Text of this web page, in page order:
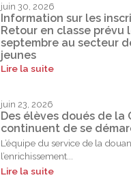
juin 30, 2026
Information sur les
Retour en classe prévu
septembre au secteur
jeunes
Lire la suite
juin 23, 2026
Des élèves doués de la
continuent de se
L’équipe du service de la
l’enrichissement...
Lire la suite